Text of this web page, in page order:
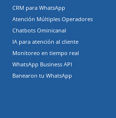
CRM para WhatsApp
Atención Múltiples Operadores
Chatbots Ominicanal
IA para atención al cliente
Monitoreo en tiempo real
WhatsApp Business API
Banearon tu WhatsApp